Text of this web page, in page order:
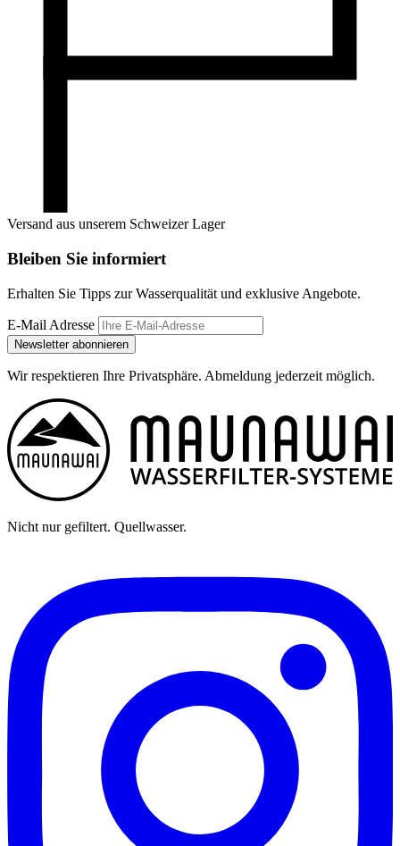
Versand aus unserem Schweizer Lager
Bleiben Sie informiert
Erhalten Sie Tipps zur Wasserqualität und exklusive Angebote.
E-Mail Adresse
Newsletter abonnieren
Wir respektieren Ihre Privatsphäre. Abmeldung jederzeit möglich.
Nicht nur gefiltert. Quellwasser.